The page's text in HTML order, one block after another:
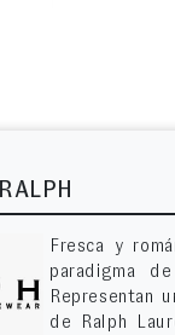
Fresca y
paradigma
Representan
de Ralph